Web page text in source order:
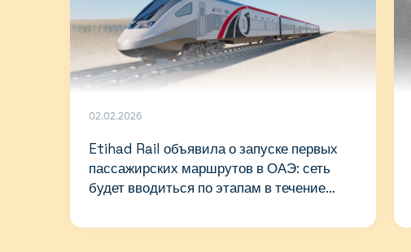
02.02.2026
Etihad Rail объявила о запуске первых
пассажирских маршрутов в ОАЭ: сеть
будет вводиться по этапам в течение